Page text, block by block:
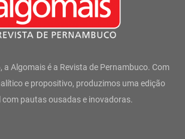
a Algomais é a Revista de Pernambuco. Com
e propositivo, produzimos uma edição
com pautas ousadas e inovadoras.